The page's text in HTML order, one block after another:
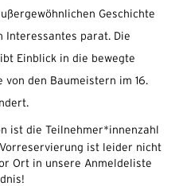
Geschichte
Interessantes parat. Die
Einblick in die bewegte
den Baumeistern im 16.
ist die Teilnehmer*innenzahl
ist leider nicht
Ort in unsere Anmeldeliste